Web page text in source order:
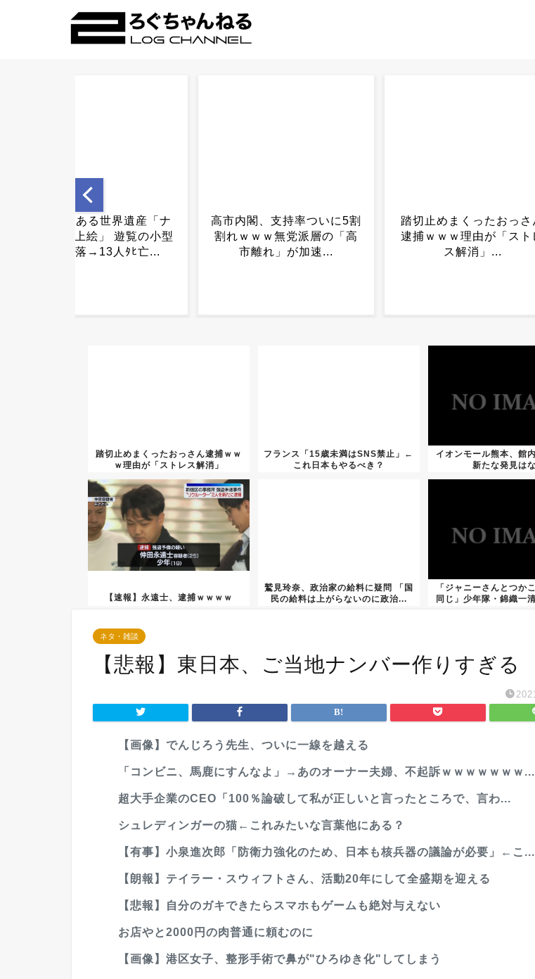
踏切止めまくったおっさん
逮捕ｗｗｗ理由が「ストレ
ス解消」...
76歳vs77歳、団地でタイ
ン勃発ｗｗｗ...
高市内閣、支持率ついに5割
割れｗｗｗ無党派層の「高
市離れ」が加速...
踏切止めまくったおっさん逮捕ｗｗ
ｗ理由が「ストレス解消」
フランス「15歳未満はSNS禁止」←
これ日本もやるべき？
イオンモール熊本、館
新たな発見は
【速報】永遠士、逮捕ｗｗｗｗ
鷲見玲奈、政治家の給料に疑問 「国
民の給料は上がらないのに政治...
「ジャニーさんとつか
同じ」少年隊・錦織一
ネタ・雑談
【悲報】東日本、ご当地ナンバー作りすぎる
【画像】でんじろう先生、ついに一線を越える
「コンビニ、馬鹿にすんなよ」→あのオーナー夫婦、不起訴ｗｗｗｗｗｗｗ...
超大手企業のCEO「100％論破して私が正しいと言ったところで、言わ...
シュレディンガーの猫←これみたいな言葉他にある？
【有事】小泉進次郎「防衛力強化のため、日本も核兵器の議論が必要」←こ...
【朗報】テイラー・スウィフトさん、活動20年にして全盛期を迎える
【悲報】自分のガキできたらスマホもゲームも絶対与えない
お店やと2000円の肉普通に頼むのに
【画像】港区女子、整形手術で鼻が"ひろゆき化"してしまう